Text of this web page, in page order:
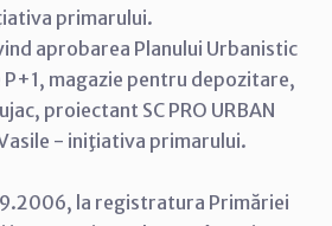
primarului.
aprobarea Planului Urbanistic
magazie pentru depozitare,
proiectant SC PRO URBAN
- iniţiativa primarului.
la registratura Primăriei